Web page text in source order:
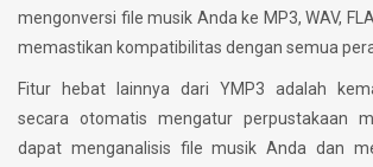
mengonversi file musik Anda ke MP3, WAV,
memastikan kompatibilitas dengan semua
Fitur hebat lainnya dari YMP3 adalah
secara otomatis mengatur perpustakaan
dapat menganalisis file musik Anda dan